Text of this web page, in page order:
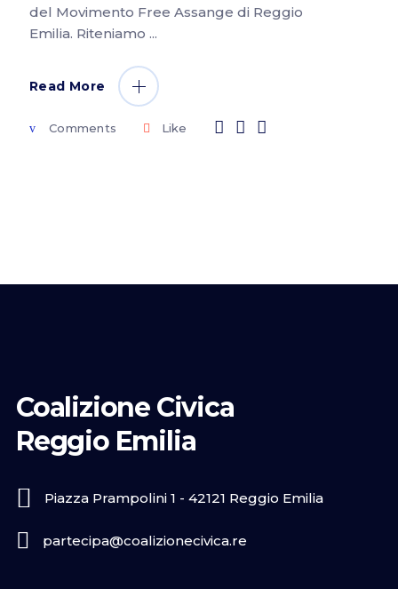
del Movimento Free Assange di Reggio
Emilia. Riteniamo
Read More
Comments Like
Coalizione Civica
Reggio Emilia
Piazza Prampolini 1 - 42121 Reggio Emilia
partecipa@coalizionecivica.re